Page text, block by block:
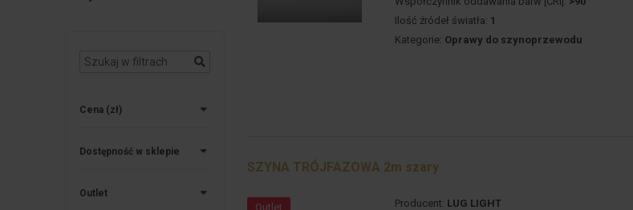
Cena (zł)
Dostępność w sklepie
Outlet
Ilość źródeł światła: 1
Kategorie: Oprawy do szynoprzewodu
SZYNA TRÓJFAZOWA 2m szary
Outlet Producent: LUG LIGHT